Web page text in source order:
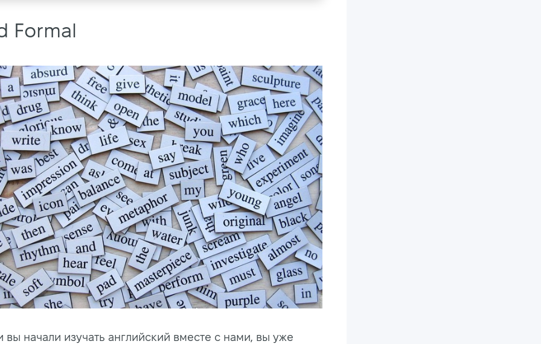
Formal
вы начали изучать английский вместе с нами, вы уже